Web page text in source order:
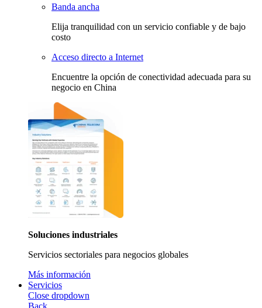
Banda ancha
Elija tranquilidad con un servicio confiable y de bajo
costo
Acceso directo a Internet
Encuentre la opción de conectividad adecuada para su
negocio en China
Soluciones industriales
Servicios sectoriales para negocios globales
Más información
Servicios
Close dropdown
Back